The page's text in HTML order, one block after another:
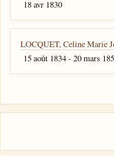
18 avr 1830
LOCQUET, Celine Marie
15 août 1834 - 20 mars